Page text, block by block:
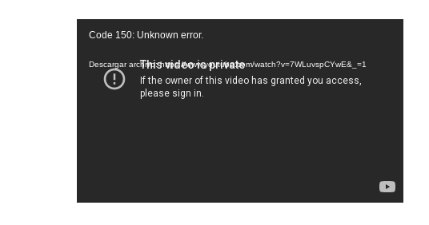
Reproductor
vídeo
Code 150: Unknown error.
Descargar archivo: https://www.youtube.com/watch?v=7WLuvspCYwE&_=1